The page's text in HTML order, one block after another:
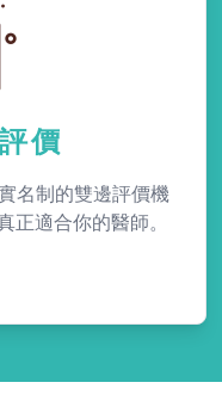
價
名制的雙邊評價機
正適合你的醫師。